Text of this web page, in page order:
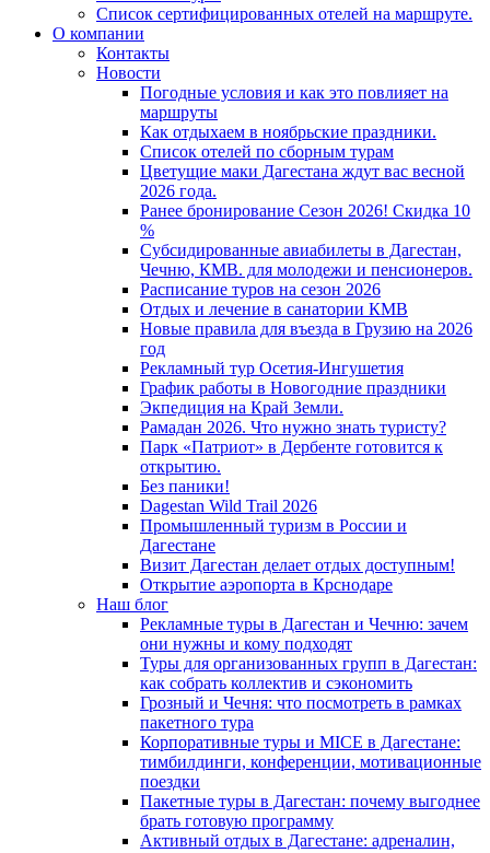
Список сертифицированных отелей на маршруте.
О компании
Контакты
Новости
Погодные условия и как это повлияет на
маршруты
Как отдыхаем в ноябрьские праздники.
Список отелей по сборным турам
Цветущие маки Дагестана ждут вас весной
2026 года.
Ранее бронирование Сезон 2026! Скидка 10
%
Субсидированные авиабилеты в Дагестан,
Чечню, КМВ. для молодежи и пенсионеров.
Расписание туров на сезон 2026
Отдых и лечение в санатории КМВ
Новые правила для въезда в Грузию на 2026
год
Рекламный тур Осетия-Ингушетия
График работы в Новогодние праздники
Экпедиция на Край Земли.
Рамадан 2026. Что нужно знать туристу?
Парк «Патриот» в Дербенте готовится к
открытию.
Без паники!
Dagestan Wild Trail 2026
Промышленный туризм в России и
Дагестане
Визит Дагестан делает отдых доступным!
Открытие аэропорта в Крснодаре
Наш блог
Рекламные туры в Дагестан и Чечню: зачем
они нужны и кому подходят
Туры для организованных групп в Дагестан:
как собрать коллектив и сэкономить
Грозный и Чечня: что посмотреть в рамках
пакетного тура
Корпоративные туры и MICE в Дагестане:
тимбилдинги, конференции, мотивационные
поездки
Пакетные туры в Дагестан: почему выгоднее
брать готовую программу
Активный отдых в Дагестане: адреналин,